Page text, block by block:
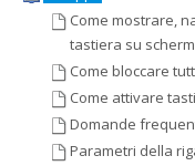
Come mostrare,
tastiera su
Come bloccare
Come attivare
Domande
Parametri della